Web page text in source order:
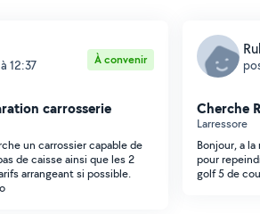
12:37 À convenir
carrosserie
un carrossier capable de
de caisse ainsi que les 2
arrangeant si possible.
Cherche
Larressore
Bonjour, a
pour
golf 5 de